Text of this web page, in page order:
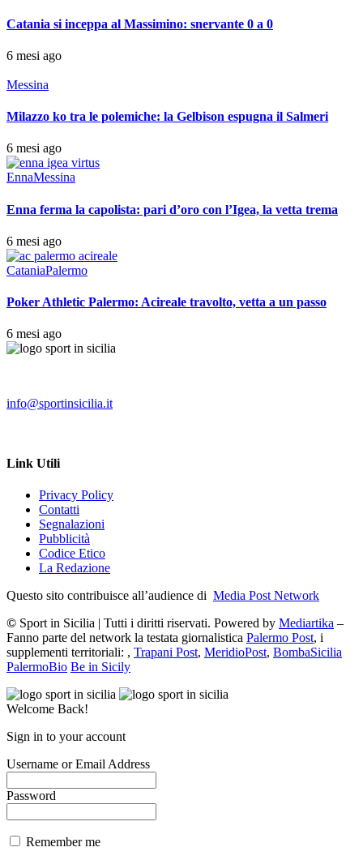
Catania si inceppa al Massimino: snervante 0 a 0
6 mesi ago
Messina
Milazzo ko tra le polemiche: la Gelbison espugna il Salmeri
6 mesi ago
EnnaMessina
Enna ferma la capolista: pari d’oro con l’Igea, la vetta trema
6 mesi ago
CataniaPalermo
Poker Athletic Palermo: Acireale travolto, vetta a un passo
6 mesi ago
info@sportinsicilia.it
Link Utili
Privacy Policy
Contatti
Segnalazioni
Pubblicità
Codice Etico
La Redazione
Questo sito contribuisce all’audience di Media Post Network
© Sport in Sicilia | Tutti i diritti riservati. Powered by Mediartika –
Fanno parte del network la testata giornalistica Palermo Post, i
supplementi territoriali: , Trapani Post, MeridioPost, BombaSicilia
PalermoBio Be in Sicily
Welcome Back!
Sign in to your account
Username or Email Address
Password
Remember me